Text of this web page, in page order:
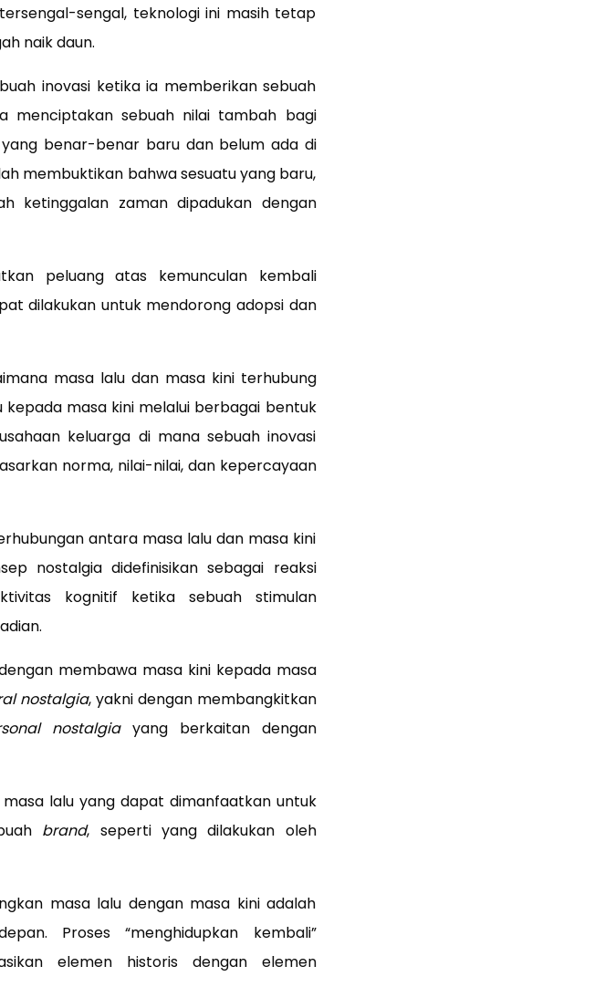
sengal, teknologi ini masih tetap
naik daun.
inovasi ketika ia memberikan sebuah
menciptakan sebuah nilai tambah bagi
yang benar-benar baru dan belum ada di
membuktikan bahwa sesuatu yang baru,
ketinggalan zaman dipadukan dengan
peluang atas kemunculan kembali
dilakukan untuk mendorong adopsi dan
masa lalu dan masa kini terhubung
masa kini melalui berbagai bentuk
keluarga di mana sebuah inovasi
norma, nilai-nilai, dan kepercayaan
antara masa lalu dan masa kini
nostalgia didefinisikan sebagai reaksi
kognitif ketika sebuah stimulan
membawa masa kini kepada masa
nostalgia, yakni dengan membangkitkan
nostalgiayang berkaitan dengan
lalu yang dapat dimanfaatkan untuk
brand, seperti yang dilakukan oleh
masa lalu dengan masa kini adalah
Proses “menghidupkan kembali”
elemen historis dengan elemen